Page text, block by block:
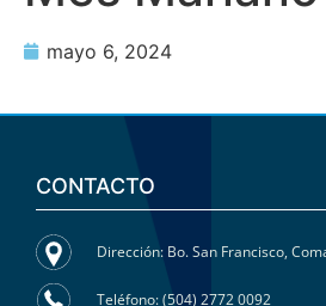
mayo 6, 2024
CONTACTO
Dirección: Bo. San Francisco,
Teléfono: (504) 2772 0092